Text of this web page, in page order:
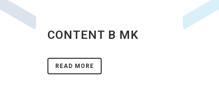
CONTENT B MK
READ MORE